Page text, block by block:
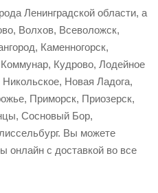
Ленинградской области, а
Волхов, Всеволожск,
Каменногорск,
Кудрово, Лодейное
Новая Ладога,
Приморск, Приозерск,
Сосновый Бор,
Вы можете
онлайн с доставкой во все